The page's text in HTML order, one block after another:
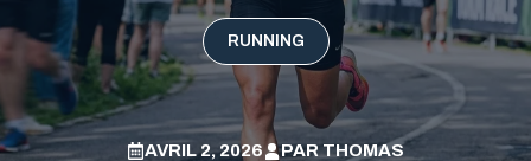
RUNNING
AVRIL 2, 2026 PARTHOMAS